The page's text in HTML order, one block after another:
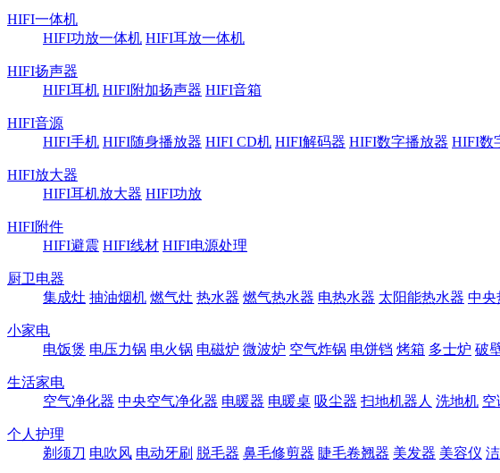
HIFI一体机
HIFI功放一体机 HIFI耳放一体机
HIFI扬声器
HIFI耳机 HIFI附加扬声器 HIFI音箱
HIFI音源
HIFI手机 HIFI随身播放器 HIFI CD机 HIFI解码器 HIFI数字播放器 HIFI数
HIFI放大器
HIFI耳机放大器 HIFI功放
HIFI附件
HIFI避震 HIFI线材 HIFI电源处理
厨卫电器
集成灶 抽油烟机 燃气灶 热水器 燃气热水器 电热水器 太阳能热水器 中央
小家电
电饭煲 电压力锅 电火锅 电磁炉 微波炉 空气炸锅 电饼铛 烤箱 多士炉 破
生活家电
空气净化器 中央空气净化器 电暖器 电暖桌 吸尘器 扫地机器人 洗地机 空
个人护理
剃须刀 电吹风 电动牙刷 脱毛器 鼻毛修剪器 睫毛卷翘器 美发器 美容仪